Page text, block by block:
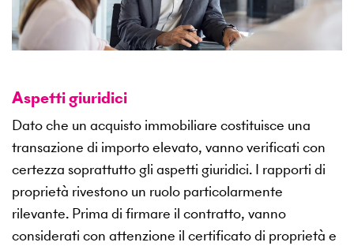
Aspetti giuridici
Dato che un acquisto immobiliare costituisce una
transazione di importo elevato, vanno verificati con
certezza soprattutto gli aspetti giuridici. I rapporti di
proprietà rivestono un ruolo particolarmente
rilevante. Prima di firmare il contratto, vanno
considerati con attenzione il certificato di proprietà e